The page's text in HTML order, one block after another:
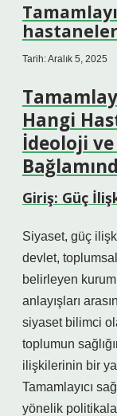
Tarih: Aralık 5, 2025
Hangi
İdeoloji
Giriş: Güç
Siyaset, güç
devlet,
belirleyen
anlayışları
siyaset bilimci
toplumun
ilişkilerinin bir
Tamamlayıcı
yönelik